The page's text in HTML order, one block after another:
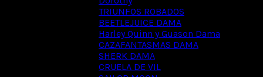
TRIUNFOS ROBADOS
BEETLEJUICE DAMA
Harley Quinn y Guason Dama
CAZAFANTASMAS DAMA
SHERK DAMA
CRUELA DE VIL